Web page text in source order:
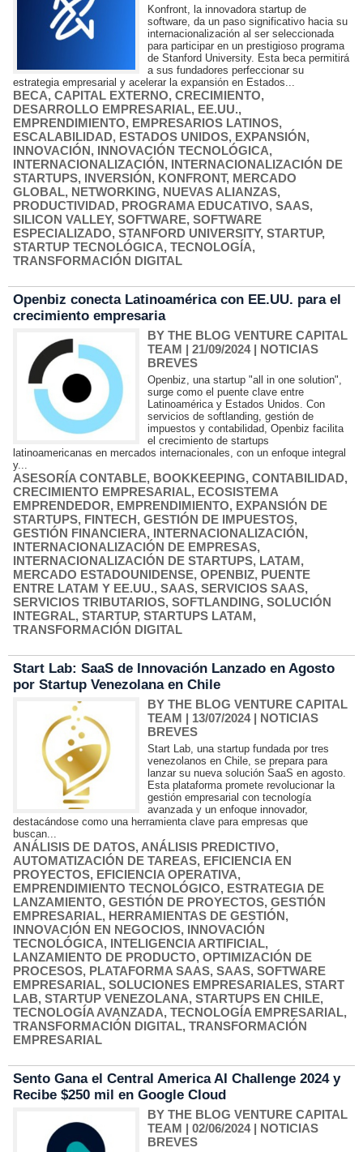
Konfront, la innovadora startup de
software, da un paso significativo hacia su
internacionalización al ser seleccionada
para participar en un prestigioso programa
de Stanford University. Esta beca permitirá
a sus fundadores perfeccionar su
estrategia empresarial y acelerar la expansión en Estados...
BECA, CAPITAL EXTERNO, CRECIMIENTO,
DESARROLLO EMPRESARIAL, EE.UU.,
EMPRENDIMIENTO, EMPRESARIOS LATINOS,
ESCALABILIDAD, ESTADOS UNIDOS, EXPANSIÓN,
INNOVACIÓN, INNOVACIÓN TECNOLÓGICA,
INTERNACIONALIZACIÓN, INTERNACIONALIZACIÓN DE
STARTUPS, INVERSIÓN, KONFRONT, MERCADO
GLOBAL, NETWORKING, NUEVAS ALIANZAS,
PRODUCTIVIDAD, PROGRAMA EDUCATIVO, SAAS,
SILICON VALLEY, SOFTWARE, SOFTWARE
ESPECIALIZADO, STANFORD UNIVERSITY, STARTUP,
STARTUP TECNOLÓGICA, TECNOLOGÍA,
TRANSFORMACIÓN DIGITAL
Openbiz conecta Latinoamérica con EE.UU. para el
crecimiento empresaria
BY THE BLOG VENTURE CAPITAL
TEAM | 21/09/2024| NOTICIAS
BREVES
Openbiz, una startup "all in one solution",
surge como el puente clave entre
Latinoamérica y Estados Unidos. Con
servicios de softlanding, gestión de
impuestos y contabilidad, Openbiz facilita
el crecimiento de startups
latinoamericanas en mercados internacionales, con un enfoque integral
y...
ASESORÍA CONTABLE, BOOKKEEPING, CONTABILIDAD,
CRECIMIENTO EMPRESARIAL, ECOSISTEMA
EMPRENDEDOR, EMPRENDIMIENTO, EXPANSIÓN DE
STARTUPS, FINTECH, GESTIÓN DE IMPUESTOS,
GESTIÓN FINANCIERA, INTERNACIONALIZACIÓN,
INTERNACIONALIZACIÓN DE EMPRESAS,
INTERNACIONALIZACIÓN DE STARTUPS, LATAM,
MERCADO ESTADOUNIDENSE, OPENBIZ, PUENTE
ENTRE LATAM Y EE.UU., SAAS, SERVICIOS SAAS,
SERVICIOS TRIBUTARIOS, SOFTLANDING, SOLUCIÓN
INTEGRAL, STARTUP, STARTUPS LATAM,
TRANSFORMACIÓN DIGITAL
Start Lab: SaaS de Innovación Lanzado en Agosto
por Startup Venezolana en Chile
BY THE BLOG VENTURE CAPITAL
TEAM | 13/07/2024| NOTICIAS
BREVES
Start Lab, una startup fundada por tres
venezolanos en Chile, se prepara para
lanzar su nueva solución SaaS en agosto.
Esta plataforma promete revolucionar la
gestión empresarial con tecnología
avanzada y un enfoque innovador,
destacándose como una herramienta clave para empresas que
buscan...
ANÁLISIS DE DATOS, ANÁLISIS PREDICTIVO,
AUTOMATIZACIÓN DE TAREAS, EFICIENCIA EN
PROYECTOS, EFICIENCIA OPERATIVA,
EMPRENDIMIENTO TECNOLÓGICO, ESTRATEGIA DE
LANZAMIENTO, GESTIÓN DE PROYECTOS, GESTIÓN
EMPRESARIAL, HERRAMIENTAS DE GESTIÓN,
INNOVACIÓN EN NEGOCIOS, INNOVACIÓN
TECNOLÓGICA, INTELIGENCIA ARTIFICIAL,
LANZAMIENTO DE PRODUCTO, OPTIMIZACIÓN DE
PROCESOS, PLATAFORMA SAAS, SAAS, SOFTWARE
EMPRESARIAL, SOLUCIONES EMPRESARIALES, START
LAB, STARTUP VENEZOLANA, STARTUPS EN CHILE,
TECNOLOGÍA AVANZADA, TECNOLOGÍA EMPRESARIAL,
TRANSFORMACIÓN DIGITAL, TRANSFORMACIÓN
EMPRESARIAL
Sento Gana el Central America AI Challenge 2024 y
Recibe $250 mil en Google Cloud
BY THE BLOG VENTURE CAPITAL
TEAM | 02/06/2024| NOTICIAS
BREVES